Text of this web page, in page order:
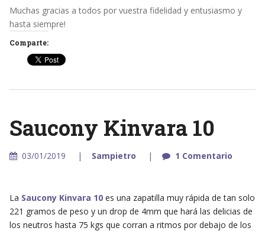
Muchas gracias a todos por vuestra fidelidad y entusiasmo y
hasta siempre!
Comparte:
Saucony Kinvara 10
03/01/2019 Sampietro 1 Comentario
La Saucony Kinvara 10es una zapatilla muy rápida de tan solo
221 gramos de peso y un drop de 4mm que hará las delicias de
los neutros hasta 75 kgs que corran a ritmos por debajo de los